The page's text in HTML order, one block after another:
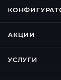
АКЦИИ
УСЛУГИ